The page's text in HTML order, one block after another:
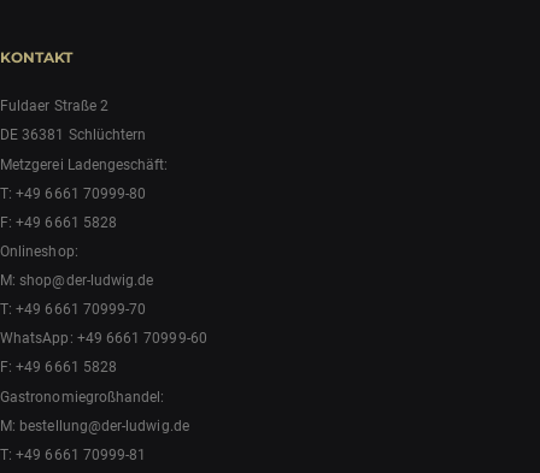
KONTAKT
Fuldaer Straße 2
DE 36381 Schlüchtern
Metzgerei Ladengeschäft:
T:+49 6661 70999-80
F: +49 6661 5828
Onlineshop:
M:shop@der-ludwig.de
T:+49 6661 70999-70
WhatsApp: +49 6661 70999-60
F: +49 6661 5828
Gastronomiegroßhandel:
M: bestellung@der-ludwig.de
T:+49 6661 70999-81